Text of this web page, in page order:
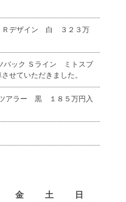
Ｒデザイン 白 ３２３万
バック Ｓライン ミトスブ
せていただきました。
ツアラー 黒 １８５万円入
金 土 日